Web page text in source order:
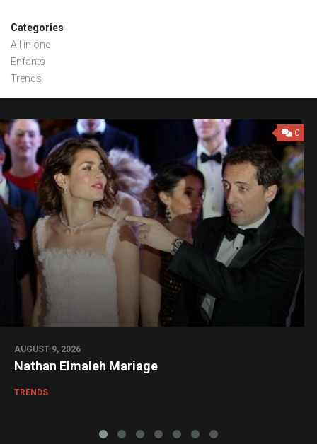
Categories
All in one
Enfants
Trends
0
AUGUST 9, 2026
Nathan Elmaleh Mariage
TRENDS